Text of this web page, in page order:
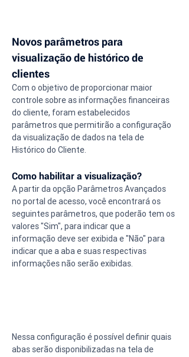
Novos parâmetros para
visualização de histórico de
clientes
Com o objetivo de proporcionar maior
controle sobre as informações financeiras
do cliente, foram estabelecidos
parâmetros que permitirão a configuração
da visualização de dados na tela de
Histórico do Cliente.
Como habilitar a visualização?
A partir da opção Parâmetros Avançados
no portal de acesso, você encontrará os
seguintes parâmetros, que poderão tem os
valores "Sim", para indicar que a
informação deve ser exibida e "Não" para
indicar que a aba e suas respectivas
informações não serão exibidas.
Nessa configuração é possível definir quais
abas serão disponibilizadas na tela de